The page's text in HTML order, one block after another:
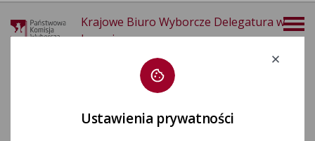
Krajowe Biuro Wyborcze Delegatura w
Lesznie
Ustawienia prywatności